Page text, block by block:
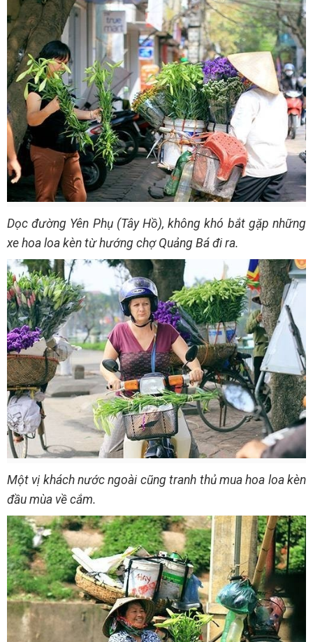
Dọc đường Yên Phụ (Tây Hồ), không khó bắt gặp những
xe hoa loa kèn từ hướng chợ Quảng Bá đi ra.
Một vị khách nước ngoài cũng tranh thủ mua hoa loa kèn
đầu mùa về cắm.